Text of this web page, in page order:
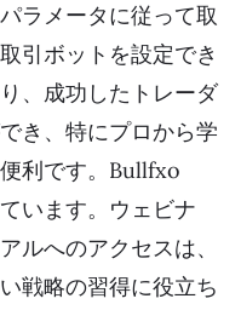
ラメータに従って取
引ボットを設定でき
、成功したトレーダ
き、特にプロから学
利です。Bullfxo
います。ウェビナ
ルへのアクセスは、
戦略の習得に役立ち